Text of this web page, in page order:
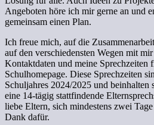
Angeboten höre ich mir gerne an und
gemeinsam einen Plan.
Ich freue mich, auf die
auf den verschiedensten Wegen mit
Kontaktdaten und meine Sprechzeiten
Schulhomepage. Diese Sprechzeiten
Schuljahres 2024/2025 und beinhalten
eine 14-tägig stattfindende
liebe Eltern, sich mindestens zwei
Dank dafür.